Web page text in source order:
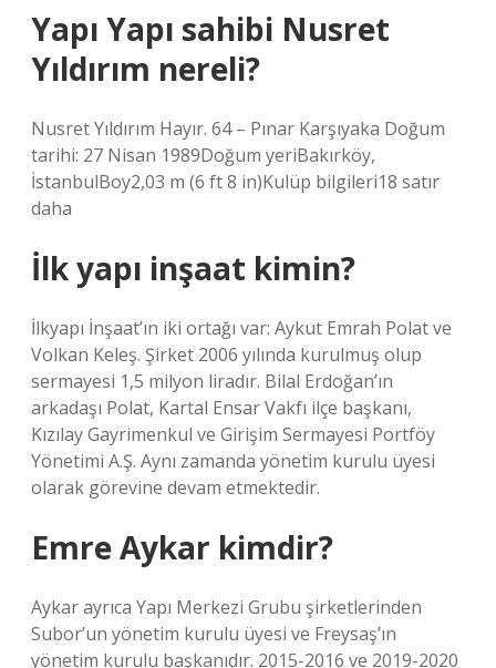
Yapı Yapı sahibi Nusret
Yıldırım nereli?
Nusret Yıldırım Hayır. 64 – Pınar Karşıyaka Doğum
tarihi: 27 Nisan 1989Doğum yeriBakırköy,
İstanbulBoy2,03 m (6 ft 8 in)Kulüp bilgileri18 satır
daha
İlk yapı inşaat kimin?
İlkyapı İnşaat’ın iki ortağı var: Aykut Emrah Polat ve
Volkan Keleş. Şirket 2006 yılında kurulmuş olup
sermayesi 1,5 milyon liradır. Bilal Erdoğan’ın
arkadaşı Polat, Kartal Ensar Vakfı ilçe başkanı,
Kızılay Gayrimenkul ve Girişim Sermayesi Portföy
Yönetimi A.Ş. Aynı zamanda yönetim kurulu üyesi
olarak görevine devam etmektedir.
Emre Aykar kimdir?
Aykar ayrıca Yapı Merkezi Grubu şirketlerinden
Subor’un yönetim kurulu üyesi ve Freysaş’ın
yönetim kurulu başkanıdır. 2015-2016 ve 2019-2020